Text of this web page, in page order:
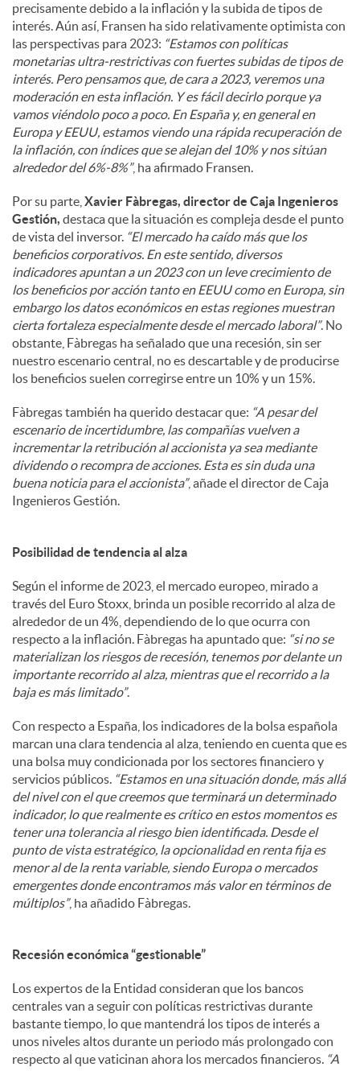
precisamente debido a la inflación y la subida de tipos de
interés. Aún así, Fransen ha sido relativamente optimista con
las perspectivas para 2023: “Estamos con políticas
monetarias ultra-restrictivas con fuertes subidas de tipos de
interés. Pero pensamos que, de cara a 2023, veremos una
moderación en esta inflación. Y es fácil decirlo porque ya
vamos viéndolo poco a poco. En España y, en general en
Europa y EEUU, estamos viendo una rápida recuperación de
la inflación, con índices que se alejan del 10% y nos sitúan
alrededor del 6%-8%”, ha afirmado Fransen.
Por su parte, Xavier Fàbregas, director de Caja Ingenieros
Gestión, destaca que la situación es compleja desde el punto
de vista del inversor. “El mercado ha caído más que los
beneficios corporativos. En este sentido, diversos
indicadores apuntan a un 2023 con un leve crecimiento de
los beneficios por acción tanto en EEUU como en Europa, sin
embargo los datos económicos en estas regiones muestran
cierta fortaleza especialmente desde el mercado laboral”. No
obstante, Fàbregas ha señalado que una recesión, sin ser
nuestro escenario central, no es descartable y de producirse
los beneficios suelen corregirse entre un 10% y un 15%.
Fàbregas también ha querido destacar que: “A pesar del
escenario de incertidumbre, las compañías vuelven a
incrementar la retribución al accionista ya sea mediante
dividendo o recompra de acciones. Esta es sin duda una
buena noticia para el accionista”, añade el director de Caja
Ingenieros Gestión.
Posibilidad de tendencia al alza
Según el informe de 2023, el mercado europeo, mirado a
través del Euro Stoxx, brinda un posible recorrido al alza de
alrededor de un 4%, dependiendo de lo que ocurra con
respecto a la inflación. Fàbregas ha apuntado que: “si no se
materializan los riesgos de recesión, tenemos por delante un
importante recorrido al alza, mientras que el recorrido a la
baja es más limitado”.
Con respecto a España, los indicadores de la bolsa española
marcan una clara tendencia al alza, teniendo en cuenta que es
una bolsa muy condicionada por los sectores financiero y
servicios públicos. “Estamos en una situación donde, más allá
del nivel con el que creemos que terminará un determinado
indicador, lo que realmente es crítico en estos momentos es
tener una tolerancia al riesgo bien identificada. Desde el
punto de vista estratégico, la opcionalidad en renta fija es
menor al de la renta variable, siendo Europa o mercados
emergentes donde encontramos más valor en términos de
múltiplos”, ha añadido Fàbregas.
Recesión económica “gestionable”
Los expertos de la Entidad consideran que los bancos
centrales van a seguir con políticas restrictivas durante
bastante tiempo, lo que mantendrá los tipos de interés a
unos niveles altos durante un periodo más prolongado con
respecto al que vaticinan ahora los mercados financieros. “A